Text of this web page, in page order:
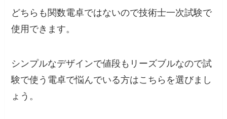
どちらも関数電卓ではないので技術士一次試験で
使用できます。
シンプルなデザインで値段もリーズブルなので試
験で使う電卓で悩んでいる方はこちらを選びまし
ょう。